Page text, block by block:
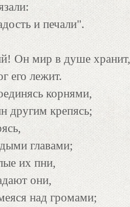
и печали".
Он мир в душе хранит,
его лежит.
корнями,
другим крепясь;
главами;
их пни,
они,
над громами;